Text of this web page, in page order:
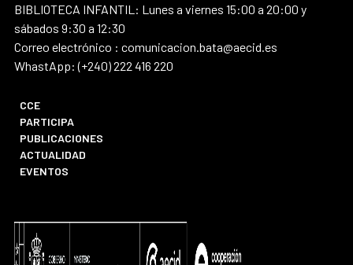
BIBLIOTECA INFANTIL: Lunes a viernes 15:00 a 20:00 y
sábados 9:30 a 12:30
Correo electrónico : comunicacion.bata@aecid.es
WhastApp: (+240) 222 416 220
CCE
PARTICIPA
PUBLICACIONES
ACTUALIDAD
EVENTOS